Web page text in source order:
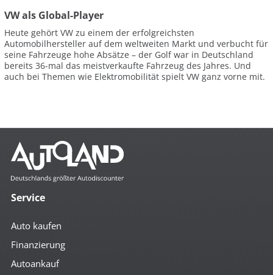
VW als Global-Player
Heute gehört VW zu einem der erfolgreichsten
Automobilhersteller auf dem weltweiten Markt und verbucht für
seine Fahrzeuge hohe Absätze – der Golf war in Deutschland
bereits 36-mal das meistverkaufte Fahrzeug des Jahres. Und
auch bei Themen wie Elektromobilität spielt VW ganz vorne mit.
Service
Auto kaufen
Finanzierung
Autoankauf